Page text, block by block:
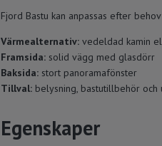
Fjord Bastu kan anpassas efter
Värmealternativ: vedeldad kamin
Framsida: solid vägg med glasdörr
Baksida: stort panoramafönster
Tillval: belysning, bastutillbehör
Egenskaper